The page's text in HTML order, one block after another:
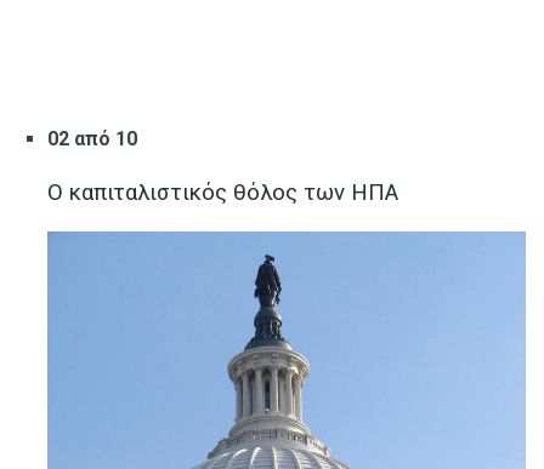
02 από 10
Ο καπιταλιστικός θόλος των ΗΠΑ